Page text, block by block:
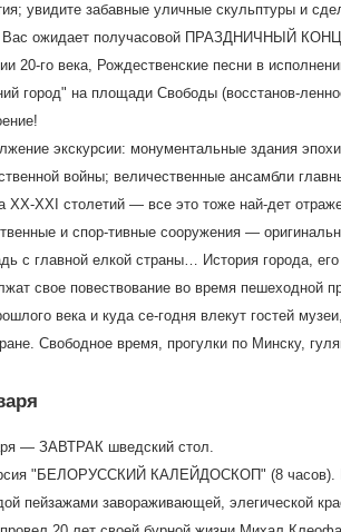
увидите забавные уличные скульптуры и
ожидает получасовой ПРАЗДНИЧНЫЙ
20-го века, Рождественские песни в
город" на площади Свободы (восстанов-
экскурсии: монументальные здания
войны; величественные ансамбли
ХХ-ХХI столетий — все это тоже най-дет
и спор-тивные сооружения —
с главной елкой страны… История города,
свое повествование во время
века и куда се-годня влекут гостей
Свободное время, прогулки по Минску,
— ЗАВТРАК шведский стол.
"БЕЛОРУССКИЙ КАЛЕЙДОСКОП" (8 часов).
пейзажами завораживающей, элегической